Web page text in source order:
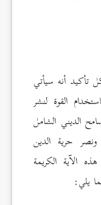
تأكيد أنه سيأتي
القوة لنشر
الديني الشامل
حرية الدين
الآية الكريمة
يلي: